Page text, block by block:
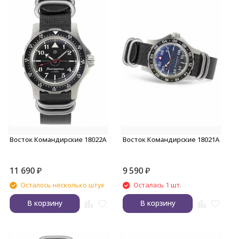
Восток Командирские 18022А
11 690₽
Осталось несколько штук
В корзину
Восток Командирские 18021А
9 590₽
Осталась 1 шт.
В корзину